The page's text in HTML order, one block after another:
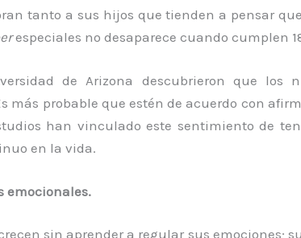
tanto a sus hijos que tienden a pensar
especiales no desaparece cuando cumplen
de Arizona descubrieron que los
más probable que estén de acuerdo con
han vinculado este sentimiento de
en la vida.
emocionales.
sin aprender a regular sus emociones;